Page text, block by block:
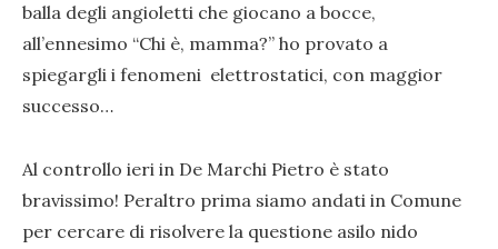
balla degli angioletti che giocano a bocce,
all’ennesimo “Chi è, mamma?” ho provato a
spiegargli i fenomeni elettrostatici, con maggior
successo…
Al controllo ieri in De Marchi Pietro è stato
bravissimo! Peraltro prima siamo andati in Comune
per cercare di risolvere la questione asilo nido